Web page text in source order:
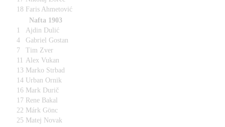
18 Faris Ahmetović
Nafta 1903
1
Ajdin Dulić
4
Gabriel Gostan
7
Tim Zver
11 Alex Vukan
13 Marko Strbad
14 Urban Ornik
16 Mark Durič
17 Rene Bakal
22 Márk Gönc
25 Matej Novak